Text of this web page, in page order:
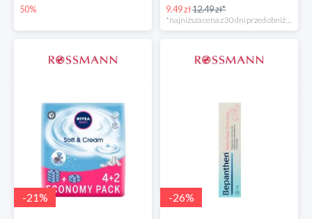
50% 9.49 zł12.49 zł*
-21% -26%